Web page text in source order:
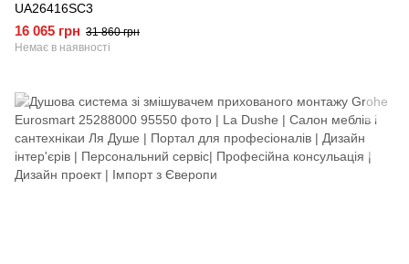
UA26416SC3
16 065 грн 31 860 грн
Немає в наявності